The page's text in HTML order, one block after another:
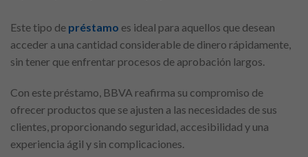
Este tipo de préstamo es ideal para aquellos que desean
acceder a una cantidad considerable de dinero rápidamente,
sin tener que enfrentar procesos de aprobación largos.
Con este préstamo, BBVA reafirma su compromiso de
ofrecer productos que se ajusten a las necesidades de sus
clientes, proporcionando seguridad, accesibilidad y una
experiencia ágil y sin complicaciones.